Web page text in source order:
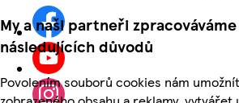
My a naši partneři
následujících důvodů
Povolením souborů cookies nám